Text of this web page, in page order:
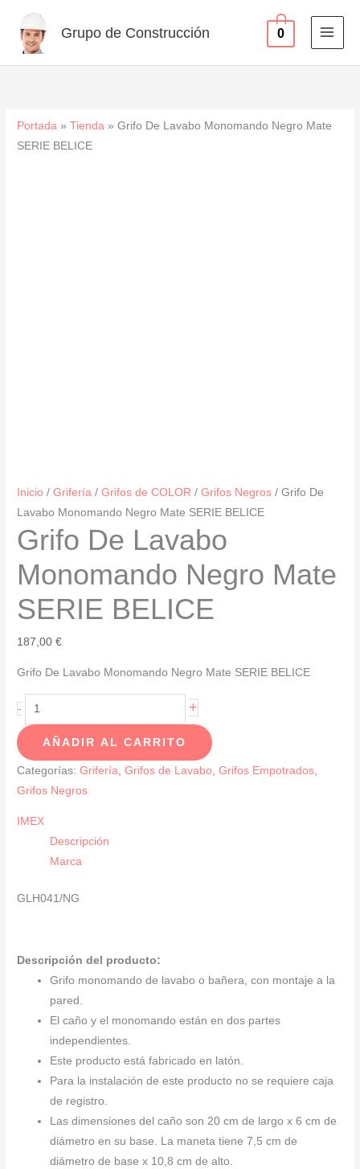
contenido
Grupo de Construcción 0
Portada »Tienda »Grifo De Lavabo Monomando Negro Mate
SERIE BELICE
Inicio /Grifería /Grifos de COLOR /Grifos Negros / Grifo De
Lavabo Monomando Negro Mate SERIE BELICE
Grifo De Lavabo
Monomando Negro Mate
SERIE BELICE
187,00€
Grifo De Lavabo Monomando Negro Mate SERIE BELICE
-
Grifo
De
Lavabo
Monomando
Negro
SERIE
BELICE
cantidad
+
AÑADIR AL CARRITO
Categorías:Grifería ,Grifos de Lavabo ,Grifos Empotrados
Grifos Negros
IMEX
Descripción
Marca
GLH041/NG
Descripción del producto:
Grifo monomando de lavabo o bañera, con montaje a la
pared.
El caño y el monomando están en dos partes
independientes.
Este producto está fabricado en latón.
Para la instalación de este producto no se requiere caja
de registro.
Las dimensiones del caño son 20 cm de largo x 6 cm de
diámetro en su base. La maneta tiene 7,5 cm de
diámetro de base x 10,8 cm de alto.
SERIE
BELICE